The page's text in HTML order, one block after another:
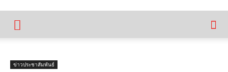
ข่าวประชาสัมพันธ์